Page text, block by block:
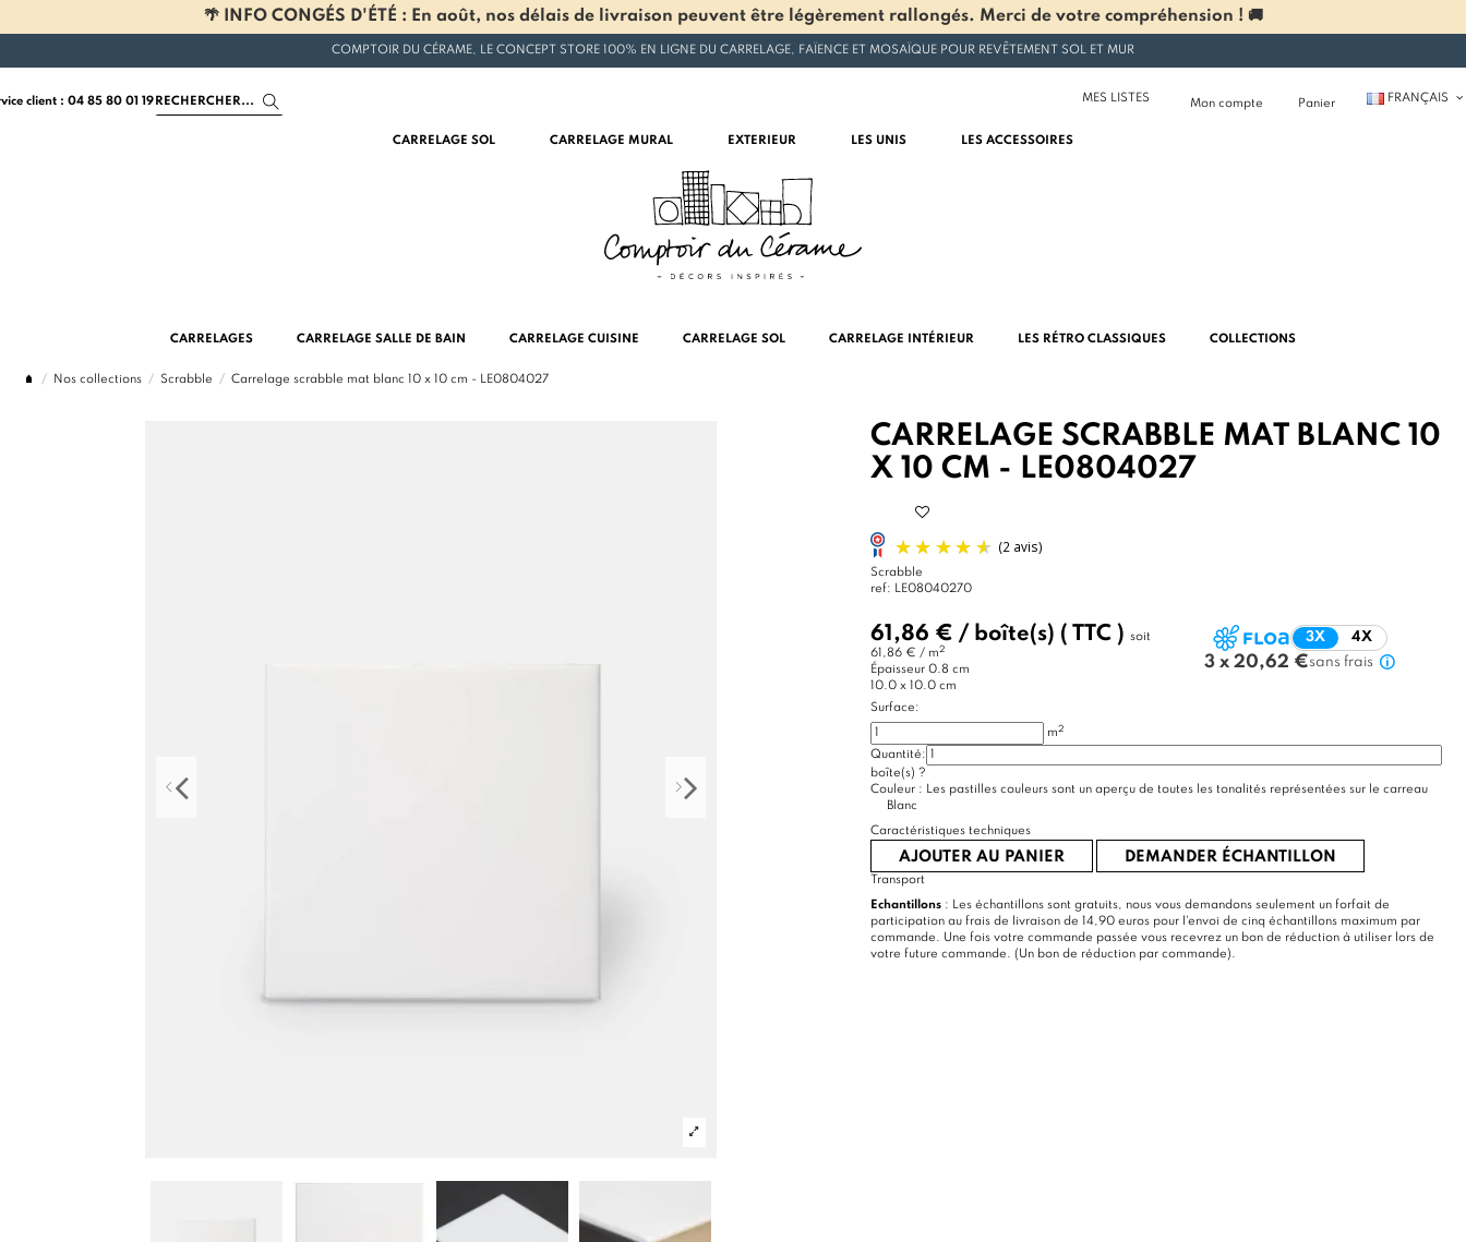
🌴 INFO CONGÉS D'ÉTÉ : En août, nos délais de livraison peuvent être légèrement rallongés. Merci de votre compréhension ! 🚚
COMPTOIR DU CÉRAME, LE CONCEPT STORE 100% EN LIGNE DU CARRELAGE, FAÏENCE ET MOSAÏQUE POUR REVÊTEMENT SOL ET MUR
client : 04 85 80 01 19 MES LISTES Mon compte Panier FRANÇAIS
CARRELAGE SOL CARRELAGE MURAL EXTERIEUR LES UNIS LES ACCESSOIRES
CARRELAGES CARRELAGE SALLE DE BAIN CARRELAGE CUISINE CARRELAGE SOL CARRELAGE INTÉRIEUR LES RÉTRO CLASSIQUES COLLECTIONS
Nos collections Scrabble Carrelage scrabble mat blanc 10 x 10 cm - LE0804027
CARRELAGE SCRABBLE MAT BLANC 10
X 10 CM - LE0804027
(2 avis)
Scrabble
ref: LE08040270
61,86 € / boîte(s) ( TTC ) soit
61,86 € / m2
Épaisseur 0.8 cm
10.0 x 10.0 cm
3X 4X
3 x 20,62 €sans frais
Surface:
m2
Quantité:
boîte(s) ?
Couleur : Les pastilles couleurs sont un aperçu de toutes les tonalités représentées sur le carreau
Blanc
Caractéristiques techniques
AJOUTER AU PANIER DEMANDER ÉCHANTILLON
Transport
Echantillons: Les échantillons sont gratuits, nous vous demandons seulement un forfait de
participation au frais de livraison de 14,90 euros pour l'envoi de cinq échantillons maximum par
commande. Une fois votre commande passée vous recevrez un bon de réduction à utiliser lors de
votre future commande. (Un bon de réduction par commande).